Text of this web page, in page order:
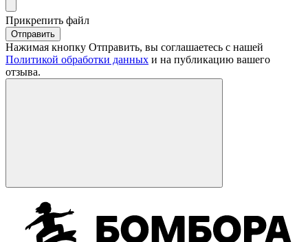
Прикрепить файл
Отправить
Нажимая кнопку Отправить, вы соглашаетесь с нашей
Политикой обработки данных и на публикацию вашего
отзыва.